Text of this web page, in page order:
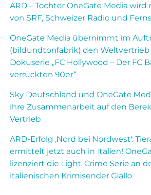
ARD – Tochter OneGate Media wird
von SRF, Schweizer Radio und
OneGate Media übernimmt im
(bildundtonfabrik) den Weltvertrieb
Dokuserie „FC Hollywood – Der FC
verrückten 90er“
Sky Deutschland und OneGate
ihre Zusammenarbeit auf den
Vertrieb
ARD-Erfolg ‚Nord bei Nordwest‘:
ermittelt jetzt auch in Italien!
lizenziert die Light-Crime Serie an
italienischen Krimisender Giallo